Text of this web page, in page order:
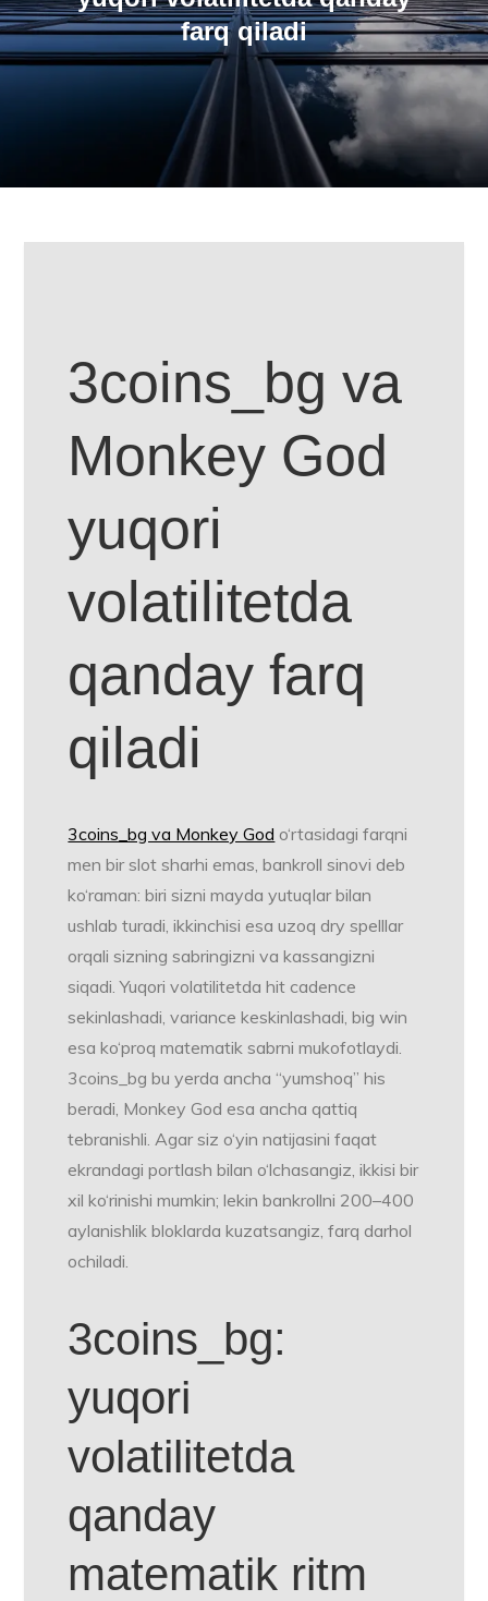
farq qiladi
3coins_bg va
Monkey God
yuqori
volatilitetda
qanday farq
qiladi
3coins_bg va Monkey God o‘rtasidagi farqni
men bir slot sharhi emas, bankroll sinovi deb
ko‘raman: biri sizni mayda yutuqlar bilan
ushlab turadi, ikkinchisi esa uzoq dry spelllar
orqali sizning sabringizni va kassangizni
siqadi. Yuqori volatilitetda hit cadence
sekinlashadi, variance keskinlashadi, big win
esa ko‘proq matematik sabrni mukofotlaydi.
3coins_bg bu yerda ancha “yumshoq” his
beradi, Monkey God esa ancha qattiq
tebranishli. Agar siz o‘yin natijasini faqat
ekrandagi portlash bilan o‘lchasangiz, ikkisi bir
xil ko‘rinishi mumkin; lekin bankrollni 200–400
aylanishlik bloklarda kuzatsangiz, farq darhol
ochiladi.
3coins_bg:
yuqori
volatilitetda
qanday
matematik ritm